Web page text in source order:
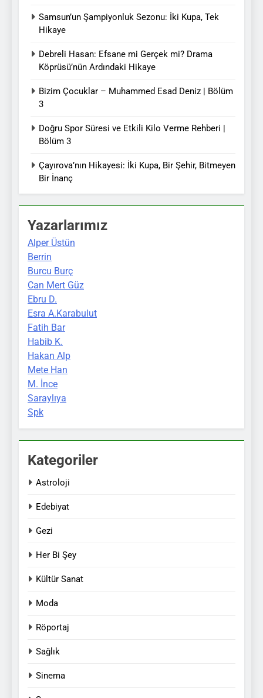
Samsun’un Şampiyonluk Sezonu: İki Kupa, Tek
Hikaye
Debreli Hasan: Efsane mi Gerçek mi? Drama
Köprüsü’nün Ardındaki Hikaye
Bizim Çocuklar – Muhammed Esad Deniz | Bölüm
3
Doğru Spor Süresi ve Etkili Kilo Verme Rehberi |
Bölüm 3
Çayırova’nın Hikayesi: İki Kupa, Bir Şehir, Bitmeyen
Bir İnanç
Yazarlarımız
Alper Üstün
Berrin
Burcu Burç
Can Mert Güz
Ebru D.
Esra A.Karabulut
Fatih Bar
Habib K.
Hakan Alp
Mete Han
M. İnce
Saraylıya
Spk
Kategoriler
Astroloji
Edebiyat
Gezi
Her Bi Şey
Kültür Sanat
Moda
Röportaj
Sağlık
Sinema